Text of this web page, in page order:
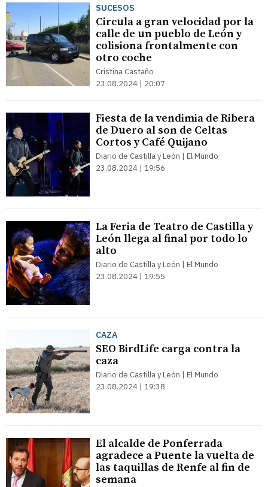
SUCESOS
Circula a gran velocidad por la
calle de un pueblo de León y
colisiona frontalmente con
otro coche
Cristina Castaño
23.08.2024 | 20:07
Fiesta de la vendimia de Ribera
de Duero al son de Celtas
Cortos y Café Quijano
Diario de Castilla y León | El Mundo
23.08.2024 | 19:56
La Feria de Teatro de Castilla y
León llega al final por todo lo
alto
Diario de Castilla y León | El Mundo
23.08.2024 | 19:55
CAZA
SEO BirdLife carga contra la
caza
Diario de Castilla y León | El Mundo
23.08.2024 | 19:38
El alcalde de Ponferrada
agradece a Puente la vuelta de
las taquillas de Renfe al fin de
semana